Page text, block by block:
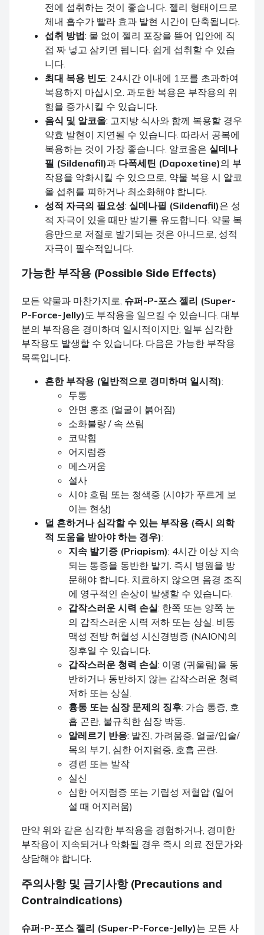
전에 섭취하는 것이 좋습니다. 젤리 형태이므로
체내 흡수가 빨라 효과 발현 시간이 단축됩니다.
섭취 방법: 물 없이 젤리 포장을 뜯어 입안에 직
접 짜 넣고 삼키면 됩니다. 쉽게 섭취할 수 있습
니다.
최대 복용 빈도: 24시간 이내에 1포를 초과하여
복용하지 마십시오. 과도한 복용은 부작용의 위
험을 증가시킬 수 있습니다.
음식 및 알코올: 고지방 식사와 함께 복용할 경우
약효 발현이 지연될 수 있습니다. 따라서 공복에
복용하는 것이 가장 좋습니다. 알코올은 실데나
필 (Sildenafil)과 다폭세틴 (Dapoxetine)의 부
작용을 악화시킬 수 있으므로, 약물 복용 시 알코
올 섭취를 피하거나 최소화해야 합니다.
성적 자극의 필요성: 실데나필 (Sildenafil)은 성
적 자극이 있을 때만 발기를 유도합니다. 약물 복
용만으로 저절로 발기되는 것은 아니므로, 성적
자극이 필수적입니다.
가능한 부작용 (Possible Side Effects)
모든 약물과 마찬가지로, 슈퍼-P-포스 젤리 (Super-
P-Force-Jelly)도 부작용을 일으킬 수 있습니다. 대부
분의 부작용은 경미하며 일시적이지만, 일부 심각한
부작용도 발생할 수 있습니다. 다음은 가능한 부작용
목록입니다.
흔한 부작용 (일반적으로 경미하며 일시적):
두통
안면 홍조 (얼굴이 붉어짐)
소화불량 / 속 쓰림
코막힘
어지럼증
메스꺼움
설사
시야 흐림 또는 청색증 (시야가 푸르게 보
이는 현상)
덜 흔하거나 심각할 수 있는 부작용 (즉시 의학
적 도움을 받아야 하는 경우):
지속 발기증 (Priapism): 4시간 이상 지속
되는 통증을 동반한 발기. 즉시 병원을 방
문해야 합니다. 치료하지 않으면 음경 조직
에 영구적인 손상이 발생할 수 있습니다.
갑작스러운 시력 손실: 한쪽 또는 양쪽 눈
의 갑작스러운 시력 저하 또는 상실. 비동
맥성 전방 허혈성 시신경병증 (NAION)의
징후일 수 있습니다.
갑작스러운 청력 손실: 이명 (귀울림)을 동
반하거나 동반하지 않는 갑작스러운 청력
저하 또는 상실.
흉통 또는 심장 문제의 징후: 가슴 통증, 호
흡 곤란, 불규칙한 심장 박동.
알레르기 반응: 발진, 가려움증, 얼굴/입술/
목의 부기, 심한 어지럼증, 호흡 곤란.
경련 또는 발작
실신
심한 어지럼증 또는 기립성 저혈압 (일어
설 때 어지러움)
만약 위와 같은 심각한 부작용을 경험하거나, 경미한
부작용이 지속되거나 악화될 경우 즉시 의료 전문가와
상담해야 합니다.
주의사항 및 금기사항 (Precautions and
Contraindications)
슈퍼-P-포스 젤리 (Super-P-Force-Jelly)는 모든 사